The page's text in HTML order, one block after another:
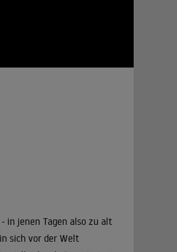
in jenen Tagen also zu alt
sich vor der Welt